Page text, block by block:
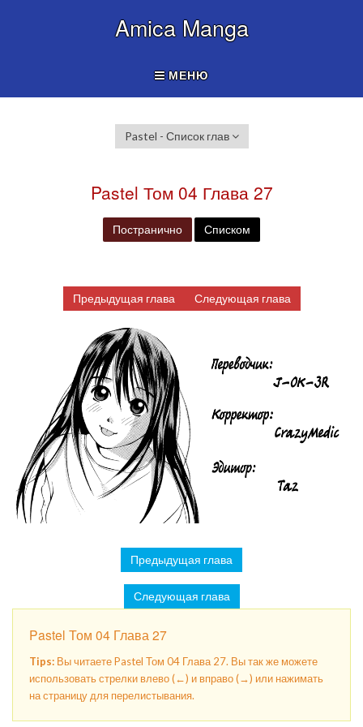
Amica Manga
МЕНЮ
Pastel - Список глав
Pastel Том 04 Глава 27
Постранично Списком
Предыдущая глава Следующая глава
Предыдущая глава
Следующая глава
Pastel Том 04 Глава 27
Tips: Вы читаете Pastel Том 04 Глава 27. Вы так же можете
использовать стрелки влево (←) и вправо (→) или нажимать
на страницу для перелистывания.